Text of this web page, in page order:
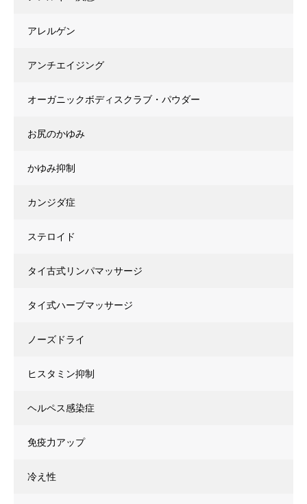
アレルゲン
アンチエイジング
オーガニックボディスクラブ・パウダー
お尻のかゆみ
かゆみ抑制
カンジダ症
ステロイド
タイ古式リンパマッサージ
タイ式ハーブマッサージ
ノーズドライ
ヒスタミン抑制
ヘルペス感染症
免疫力アップ
冷え性